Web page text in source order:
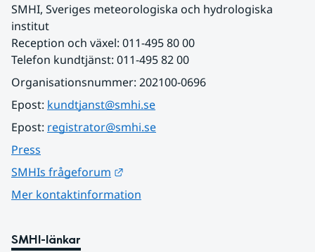
SMHI, Sveriges meteorologiska och hydrologiska
institut
Reception och växel: 011-495 80 00
Telefon kundtjänst: 011-495 82 00
Organisationsnummer: 202100-0696
Epost: kundtjanst@smhi.se
Epost: registrator@smhi.se
Press
SMHIs frågeforum
Mer kontaktinformation
SMHI-länkar